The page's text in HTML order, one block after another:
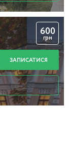
600
грн
ЗАПИСАТИСЯ